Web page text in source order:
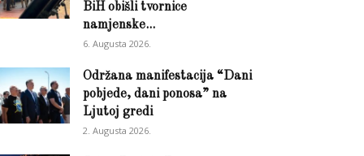
BiH obišli tvornice
namjenske...
6. Augusta 2026.
Održana manifestacija “Dani
pobjede, dani ponosa” na
Ljutoj gredi
2. Augusta 2026.